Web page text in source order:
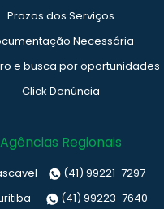
Prazos dos Serviços
Necessária
e busca por oportunidades
Click Denúncia
Agências Regionais
(41) 99221-7297
(41) 99223-7640